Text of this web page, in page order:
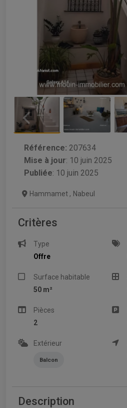
Référence: 207634
Mise à jour: 10 juin 2025
Publiée: 10 juin 2025
Hammamet , Nabeul
Critères
Type
Offre
Surface habitable
50 m²
Pièces
2
Extérieur
Balcon
Description